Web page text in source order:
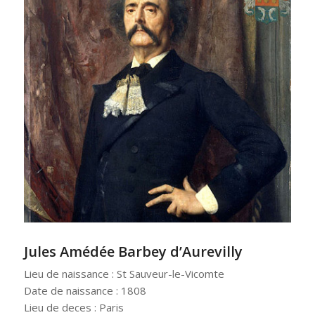
Jules Amédée Barbey d’Aurevilly
Lieu de naissance : St Sauveur-le-Vicomte
Date de naissance : 1808
Lieu de deces : Paris